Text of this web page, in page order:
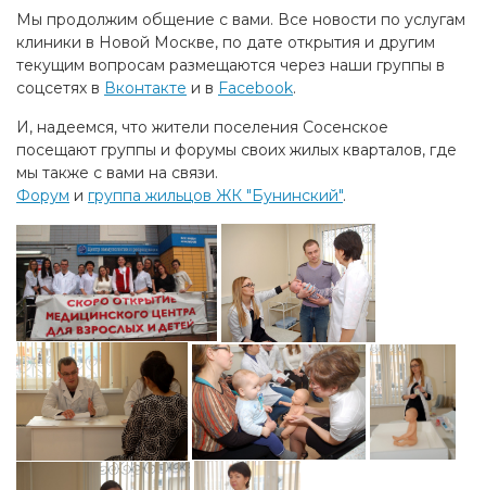
Мы продолжим общение с вами. Все новости по услугам
клиники в Новой Москве, по дате открытия и другим
текущим вопросам размещаются через наши группы в
соцсетях в Вконтакте и в Facebook.
И, надеемся, что жители поселения Сосенское
посещают группы и форумы своих жилых кварталов, где
мы также с вами на связи.
Форум и группа жильцов ЖК "Бунинский".